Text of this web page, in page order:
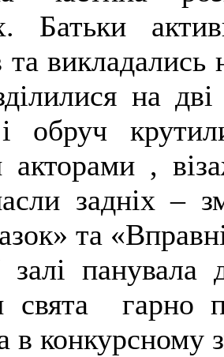
Батьки
та
на
обруч
акторами ,
задніх –
та
свята гарно
в конкурсному